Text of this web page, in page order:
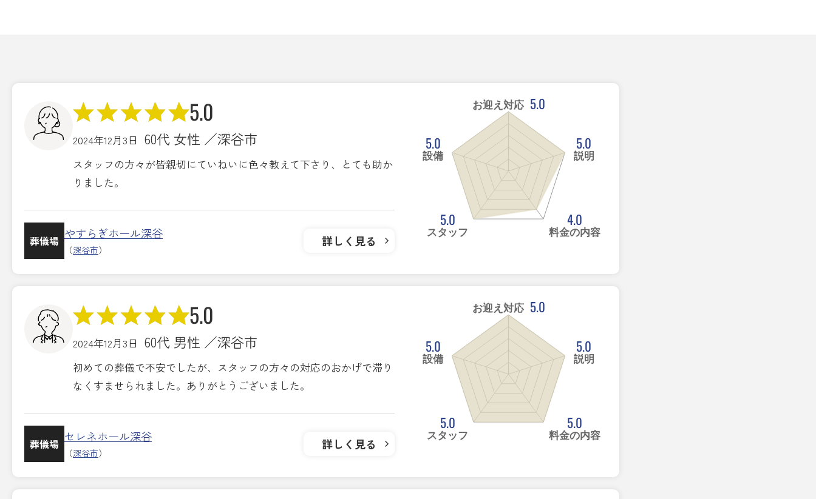
5.0
2024年12月3日 60代 女性 ／深谷市
スタッフの方々が皆親切にていねいに色々教えて下さり、とても助か
りました。
葬儀場 やすらぎホール深谷
（深谷市）
詳しく見る
お迎え対応 5.0
5.0
説明
4.0
料金の内容
5.0
スタッフ
5.0
設備
5.0
2024年12月3日 60代 男性 ／深谷市
初めての葬儀で不安でしたが、スタッフの方々の対応のおかげで滞り
なくすませられました。ありがとうございました。
葬儀場 セレネホール深谷
（深谷市）
詳しく見る
お迎え対応 5.0
5.0
説明
5.0
料金の内容
5.0
スタッフ
5.0
設備